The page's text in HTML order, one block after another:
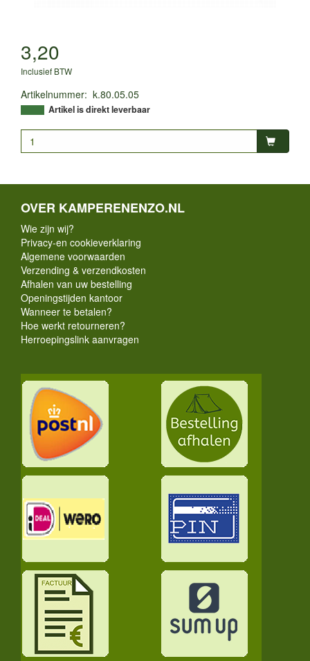
3,20
Inclusief BTW
Artikelnummer: k.80.05.05
Artikel is direkt leverbaar
OVER KAMPERENENZO.NL
Wie zijn wij?
Privacy-en cookieverklaring
Algemene voorwaarden
Verzending & verzendkosten
Afhalen van uw bestelling
Openingstijden kantoor
Wanneer te betalen?
Hoe werkt retourneren?
Herroepingslink aanvragen